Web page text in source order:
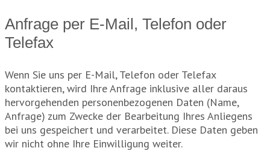
Anfrage per E-Mail, Telefon oder
Telefax
Wenn Sie uns per E-Mail, Telefon oder Telefax
kontaktieren, wird Ihre Anfrage inklusive aller daraus
hervorgehenden personenbezogenen Daten (Name,
Anfrage) zum Zwecke der Bearbeitung Ihres Anliegens
bei uns gespeichert und verarbeitet. Diese Daten geben
wir nicht ohne Ihre Einwilligung weiter.